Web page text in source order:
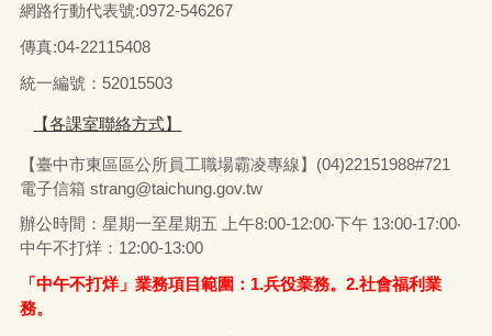
網路行動代表號:0972-546267
傳真:04-22115408
統一編號：52015503
【各課室聯絡方式】
【臺中市東區區公所員工職場霸凌專線】(04)22151988#721
電子信箱 strang@taichung.gov.tw
辦公時間：星期一至星期五 上午8:00-12:00‧下午 13:00-17:00‧
中午不打烊：12:00-13:00
「中午不打烊」業務項目範圍：1.兵役業務。2.社會福利業
務。